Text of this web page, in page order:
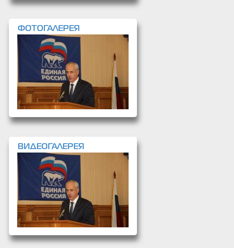
ФОТОГАЛЕРЕЯ
ВИДЕОГАЛЕРЕЯ